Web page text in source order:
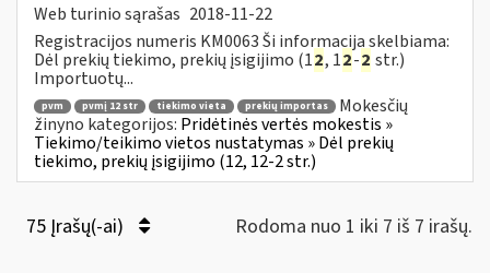
Web turinio sąrašas 2018-11-22
Registracijos numeris KM0063 Ši informacija skelbiama:
Dėl prekių tiekimo, prekių įsigijimo (12, 12-2 str.)
Importuotų...
pvm pvmį 12 str tiekimo vieta prekių importas
Mokesčių
žinyno kategorijos: Pridėtinės vertės mokestis »
Tiekimo/teikimo vietos nustatymas » Dėl prekių
tiekimo, prekių įsigijimo (12, 12-2 str.)
75 Įrašų(-ai) Rodoma nuo 1 iki 7 iš 7 irašų.